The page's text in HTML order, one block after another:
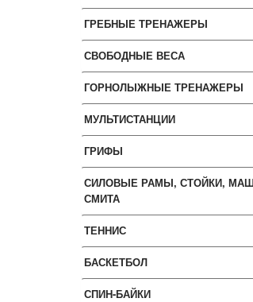
ГРЕБНЫЕ ТРЕНАЖЕРЫ
СВОБОДНЫЕ ВЕСА
ГОРНОЛЫЖНЫЕ ТРЕНАЖЕРЫ
МУЛЬТИСТАНЦИИ
ГРИФЫ
СИЛОВЫЕ РАМЫ, СТОЙКИ,
СМИТА
ТЕННИС
БАСКЕТБОЛ
СПИН-БАЙКИ